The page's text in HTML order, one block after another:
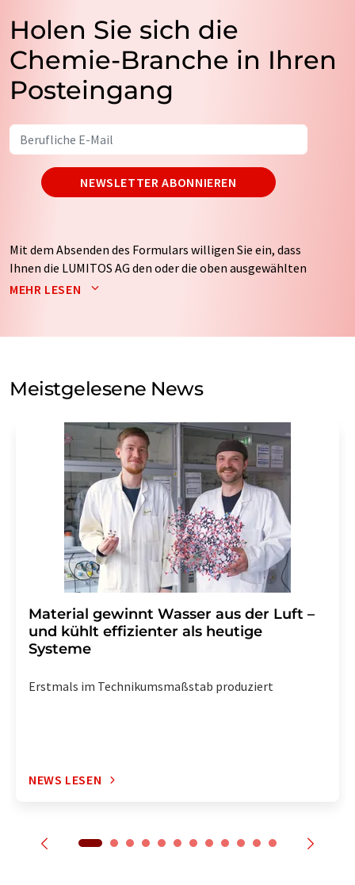
Holen Sie sich die
Chemie-Branche in Ihren
Posteingang
NEWSLETTER ABONNIEREN
Mit dem Absenden des Formulars willigen Sie ein, dass
Ihnen die LUMITOS AG den oder die oben ausgewählten
Newsletter per E-Mail zusendet. Ihre Daten werden
auf Basis unsererDatenschutzerklärung. LUMITOS darf
Meinungsforschung per E-Mail kontaktieren. Ihre
Einwilligung können Sie jederzeit ohne Angabe von
Str. 2, 12489 Berlin oder per E-Mail unter
widerruf@lumitos.commit Wirkung für die Zukunft
widerrufen. Zudem ist in jeder E-Mail ein Link zur
Abbestellung des entsprechenden Newsletters
enthalten.
MEHR LESEN
Meistgelesene News
Material gewinnt Wasser aus der Luft –
und kühlt effizienter als heutige
Systeme
Erstmals im Technikumsmaßstab produziert
NEWS LESEN